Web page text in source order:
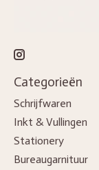
Categorieën
Schrijfwaren
Inkt & Vullingen
Stationery
Bureaugarnituur